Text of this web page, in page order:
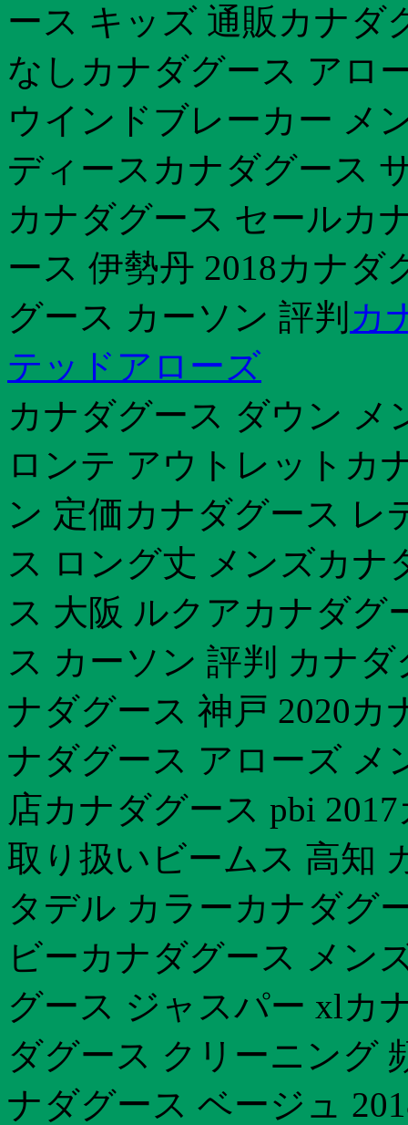
ース キッズ 通販カナダ
なしカナダグース アロ
ウインドブレーカー メ
ディースカナダグース
カナダグース セールカ
ース 伊勢丹 2018カナ
グース カーソン 評判 カ
テッドアローズ
カナダグース ダウン
ロンテ アウトレットカ
ン 定価カナダグース レ
ス ロング丈 メンズカナ
ス 大阪 ルクアカナダグ
ス カーソン 評判 カナ
ナダグース 神戸 2020
ナダグース アローズ メ
店カナダグース pbi
取り扱いビームス 高知
タデル カラーカナダグ
ビーカナダグース メン
グース ジャスパー xlカ
ダグース クリーニング
ナダグース ベージュ